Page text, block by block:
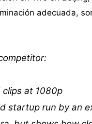
adecuada,
at 1080p
startup run by an